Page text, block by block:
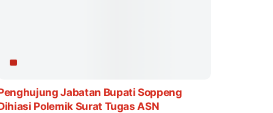
Jabatan Bupati Soppeng
Polemik Surat Tugas ASN